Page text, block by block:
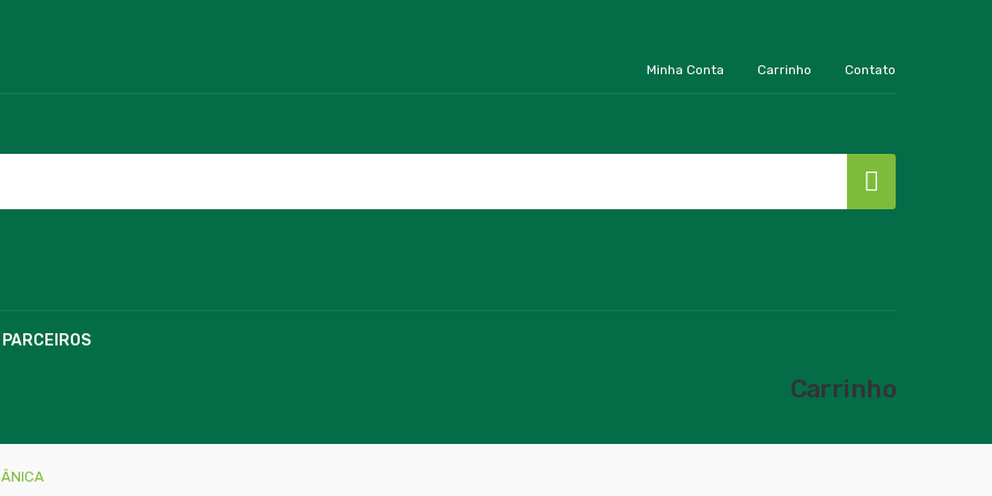
Minha Conta Carrinho Contato
PARCEIROS
Carrinho